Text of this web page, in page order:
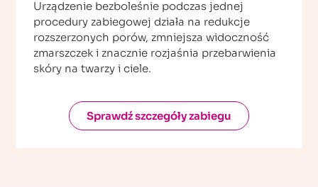
Urządzenie bezboleśnie podczas jednej
procedury zabiegowej działa na redukcje
rozszerzonych porów, zmniejsza widoczność
zmarszczek i znacznie rozjaśnia przebarwienia
skóry na twarzy i ciele.
Sprawdź szczegóły zabiegu